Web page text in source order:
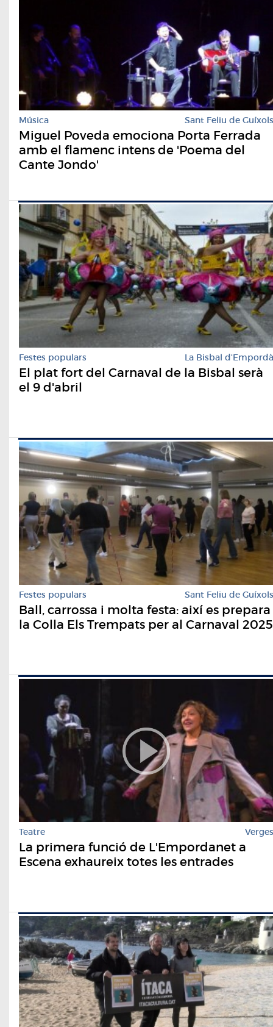
Música Sant Feliu de Guíxols
Miguel Poveda emociona Porta Ferrada
amb el flamenc intens de 'Poema del
Cante Jondo'
Festes populars La Bisbal d'Empordà
El plat fort del Carnaval de la Bisbal serà
el 9 d'abril
Festes populars Sant Feliu de Guíxols
Ball, carrossa i molta festa: així es prepara
la Colla Els Trempats per al Carnaval 2025
Teatre Verges
La primera funció de L'Empordanet a
Escena exhaureix totes les entrades